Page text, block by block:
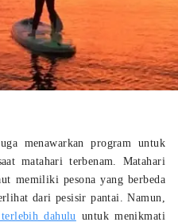
menawarkan program untuk
matahari terbenam. Matahari
memiliki pesona yang berbeda
dari pesisir pantai. Namun,
dahulu untuk menikmati